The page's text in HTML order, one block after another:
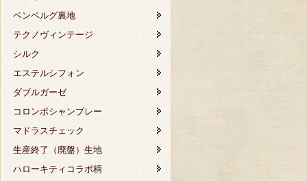
ベンベルグ裏地
テクノヴィンテージ
シルク
エステルシフォン
ダブルガーゼ
コロンボシャンブレー
マドラスチェック
生産終了（廃盤）生地
ハローキティコラボ柄